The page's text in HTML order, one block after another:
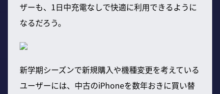
ザーも、1日中充電なしで快適に利用できるように
なるだろう。
新学期シーズンで新規購入や機種変更を考えている
ユーザーには、中古のiPhoneを数年おきに買い替